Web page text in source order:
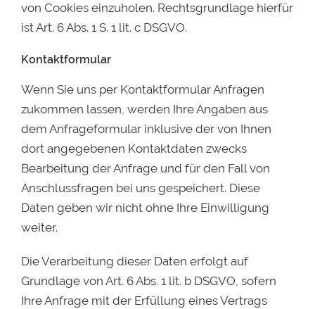
von Cookies einzuholen. Rechtsgrundlage hierfür
ist Art. 6 Abs. 1 S. 1 lit. c DSGVO.
Kontaktformular
Wenn Sie uns per Kontaktformular Anfragen
zukommen lassen, werden Ihre Angaben aus
dem Anfrageformular inklusive der von Ihnen
dort angegebenen Kontaktdaten zwecks
Bearbeitung der Anfrage und für den Fall von
Anschlussfragen bei uns gespeichert. Diese
Daten geben wir nicht ohne Ihre Einwilligung
weiter.
Die Verarbeitung dieser Daten erfolgt auf
Grundlage von Art. 6 Abs. 1 lit. b DSGVO, sofern
Ihre Anfrage mit der Erfüllung eines Vertrags